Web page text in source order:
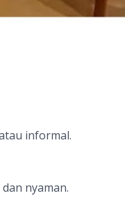
informal.
nyaman.